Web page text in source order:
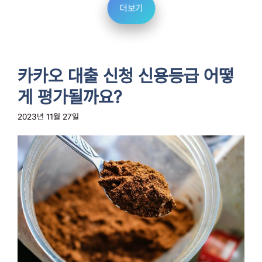
더보기
카카오 대출 신청 신용등급 어떻
게 평가될까요?
2023년 11월 27일